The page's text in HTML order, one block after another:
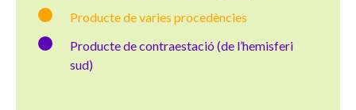
Producte de varies procedències
Producte de contraestació (de l’hemisferi
sud)